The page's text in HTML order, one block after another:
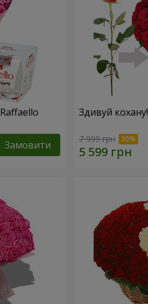
Замовити
Здивуй кохану!
7 999 грн